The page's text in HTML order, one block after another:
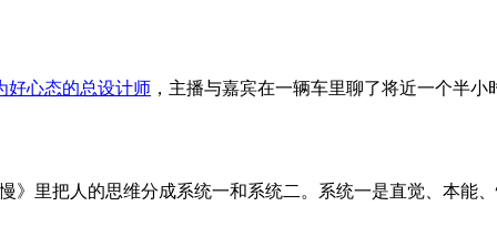
好心态的总设计师 ，主播与嘉宾在一辆车里聊了将近一个半
》里把人的思维分成系统一和系统二。系统一是直觉、本